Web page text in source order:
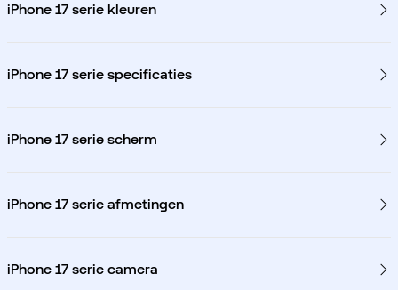
iPhone 17 serie kleuren
iPhone 17 serie specificaties
iPhone 17 serie scherm
iPhone 17 serie afmetingen
iPhone 17 serie camera